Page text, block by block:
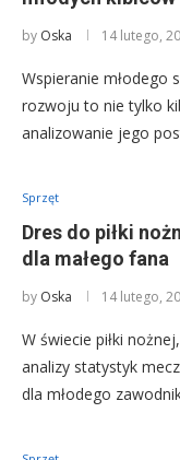
by Oska 14 lutego,
Wspieranie młodego
rozwoju to nie tylko
analizowanie jego
Sprzęt
Dres do piłki
dla małego fana
by Oska 14 lutego,
W świecie piłki
analizy statystyk
dla młodego